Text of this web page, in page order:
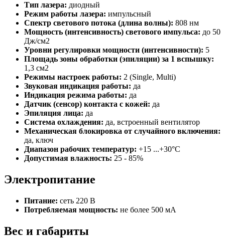
Тип лазера: диодный
Режим работы лазера: импульсный
Спектр светового потока (длина волны): 808 нм
Мощность (интенсивность) светового импульса: до 50
Дж/см2
Уровни регулировки мощности (интенсивности): 5
Площадь зоны обработки (эпиляции) за 1 вспышку:
1,3 см2
Режимы настроек работы: 2 (Single, Multi)
Звуковая индикация работы: да
Индикация режима работы: да
Датчик (сенсор) контакта с кожей: да
Эпиляция лица: да
Система охлаждения: да, встроенный вентилятор
Механическая блокировка от случайного включения:
да, ключ
Диапазон рабочих температур: +15 ...+30°С
Допустимая влажность: 25 - 85%
Электропитание
Питание: сеть 220 В
Потребляемая мощность: не более 500 мА
Вес и габариты